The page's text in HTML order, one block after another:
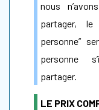
nous
partager,
personne”
personne
partager.
LE PRIX